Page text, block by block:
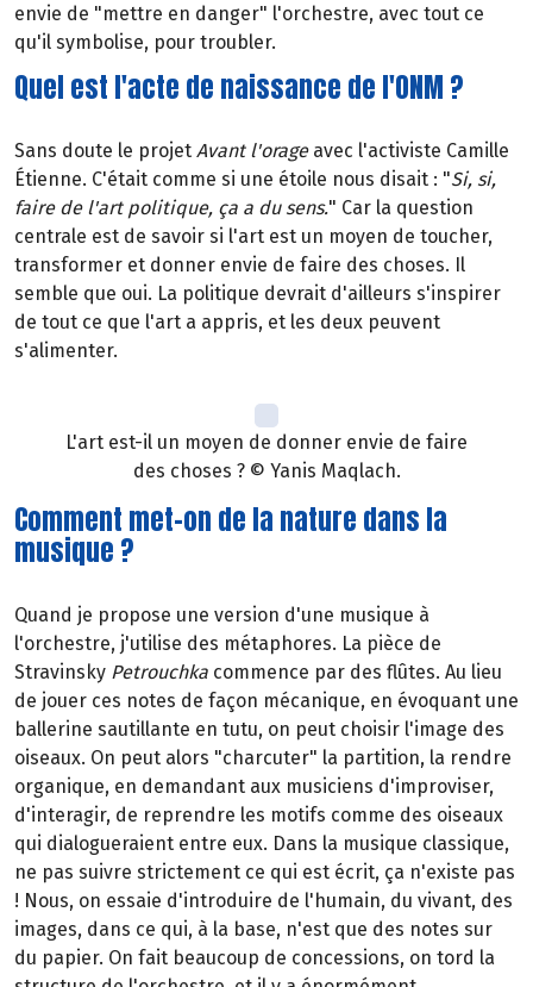
envie de "mettre en danger" l'orchestre, avec tout ce
qu'il symbolise, pour troubler.
Quel est l'acte de naissance de l'ONM ?
Sans doute le projet Avant l'orageavec l'activiste Camille
Étienne. C'était comme si une étoile nous disait : "Si, si,
faire de l'art politique, ça a du sens." Car la question
centrale est de savoir si l'art est un moyen de toucher,
transformer et donner envie de faire des choses. Il
semble que oui. La politique devrait d'ailleurs s'inspirer
de tout ce que l'art a appris, et les deux peuvent
s'alimenter.
L'art est-il un moyen de donner envie de faire
des choses ? © Yanis Maqlach.
Comment met-on de la nature dans la
musique ?
Quand je propose une version d'une musique à
l'orchestre, j'utilise des métaphores. La pièce de
Stravinsky Petrouchka commence par des flûtes. Au lieu
de jouer ces notes de façon mécanique, en évoquant une
ballerine sautillante en tutu, on peut choisir l'image des
oiseaux. On peut alors "charcuter" la partition, la rendre
organique, en demandant aux musiciens d'improviser,
d'interagir, de reprendre les motifs comme des oiseaux
qui dialogueraient entre eux. Dans la musique classique,
ne pas suivre strictement ce qui est écrit, ça n'existe pas
! Nous, on essaie d'introduire de l'humain, du vivant, des
images, dans ce qui, à la base, n'est que des notes sur
du papier. On fait beaucoup de concessions, on tord la